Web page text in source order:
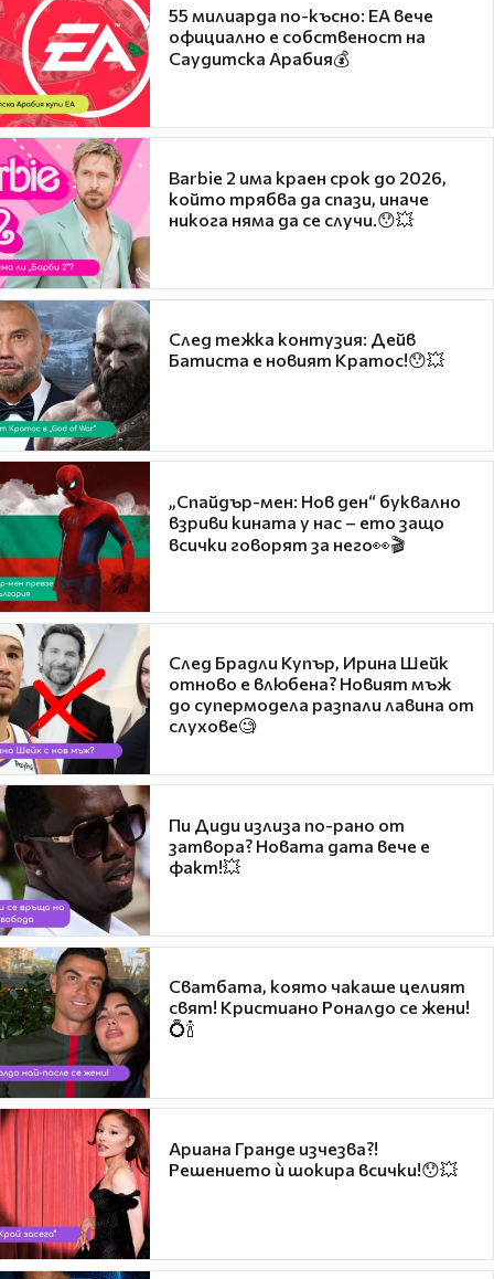
55 милиарда по-късно: EA вече
официално е собственост на
Саудитска Арабия💰
Barbie 2 има краен срок до 2026,
който трябва да спази, иначе
никога няма да се случи.😯💥
След тежка контузия: Дейв
Батиста е новият Кратос!😯💥
„Спайдър-мен: Нов ден“ буквално
взриви кината у нас – ето защо
всички говорят за него👀🎬
След Брадли Купър, Ирина Шейк
отново е влюбена? Новият мъж
до супермодела разпали лавина от
слухове🧐
Пи Диди излиза по-рано от
затвора? Новата дата вече е
факт!💥
Сватбата, която чакаше целият
свят! Кристиано Роналдо се жени!
💍🍾
Ариана Гранде изчезва?!
Решението ѝ шокира всички!😯💥